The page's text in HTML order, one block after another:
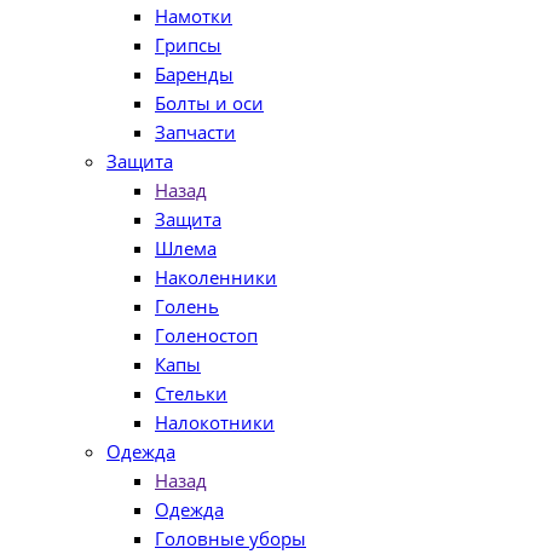
Намотки
Грипсы
Баренды
Болты и оси
Запчасти
Защита
Назад
Защита
Шлема
Наколенники
Голень
Голеностоп
Капы
Стельки
Налокотники
Одежда
Назад
Одежда
Головные уборы